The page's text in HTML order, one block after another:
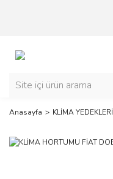
Anasayfa KLİMA YEDEKLERİ